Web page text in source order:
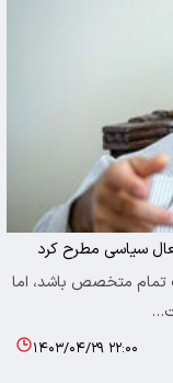
سیاسی مطرح کرد
دولت تمام متخصص باشد، اما
۱۴۰۳/۰۴/۲۹ ۲۲:۰۰